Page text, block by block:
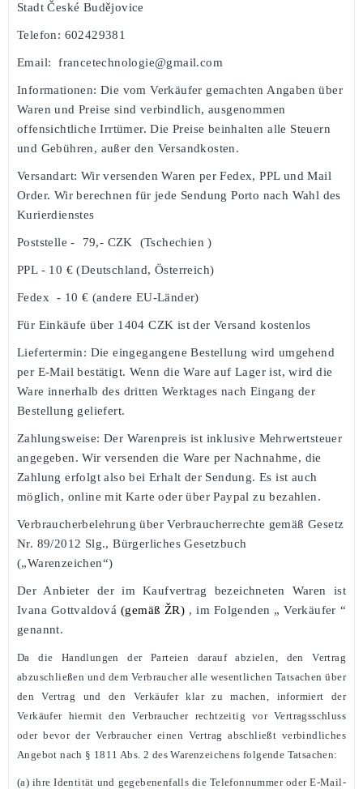
Stadt České Budějovice
Telefon: 602429381
Email: francetechnologie@gmail.com
Informationen: Die vom Verkäufer gemachten Angaben über
Waren und Preise sind verbindlich, ausgenommen
offensichtliche Irrtümer. Die Preise beinhalten alle Steuern
und Gebühren, außer den Versandkosten.
Versandart: Wir versenden Waren per Fedex, PPL und Mail
Order. Wir berechnen für jede Sendung Porto nach Wahl des
Kurierdienstes
Poststelle - 79,- CZK (Tschechien )
PPL - 10 € (Deutschland, Österreich)
Fedex - 10 € (andere EU-Länder)
Für Einkäufe über 1404 CZK ist der Versand kostenlos
Liefertermin: Die eingegangene Bestellung wird umgehend
per E-Mail bestätigt. Wenn die Ware auf Lager ist, wird die
Ware innerhalb des dritten Werktages nach Eingang der
Bestellung geliefert.
Zahlungsweise: Der Warenpreis ist inklusive Mehrwertsteuer
angegeben. Wir versenden die Ware per Nachnahme, die
Zahlung erfolgt also bei Erhalt der Sendung. Es ist auch
möglich, online mit Karte oder über Paypal zu bezahlen.
Verbraucherbelehrung über Verbraucherrechte gemäß Gesetz
Nr. 89/2012 Slg., Bürgerliches Gesetzbuch
(„Warenzeichen“)
Der Anbieter der imKaufvertrag bezeichneten Waren ist
Ivana Gottvaldová (gemäß ŽR) , im Folgenden „Verkäufer “
genannt.
Da die Handlungen der Parteien darauf abzielen, den Vertrag
abzuschließen und dem Verbraucher alle wesentlichen Tatsachen über
den Vertrag und den Verkäufer klar zu machen, informiert der
Verkäufer hiermit den Verbraucher rechtzeitig vor Vertragsschluss
oder bevor der Verbraucher einen Vertrag abschließt verbindliches
Angebot nach § 1811 Abs. 2 des Warenzeichens folgende Tatsachen:
(a) ihre Identität und gegebenenfalls die Telefonnummer oder E-Mail-